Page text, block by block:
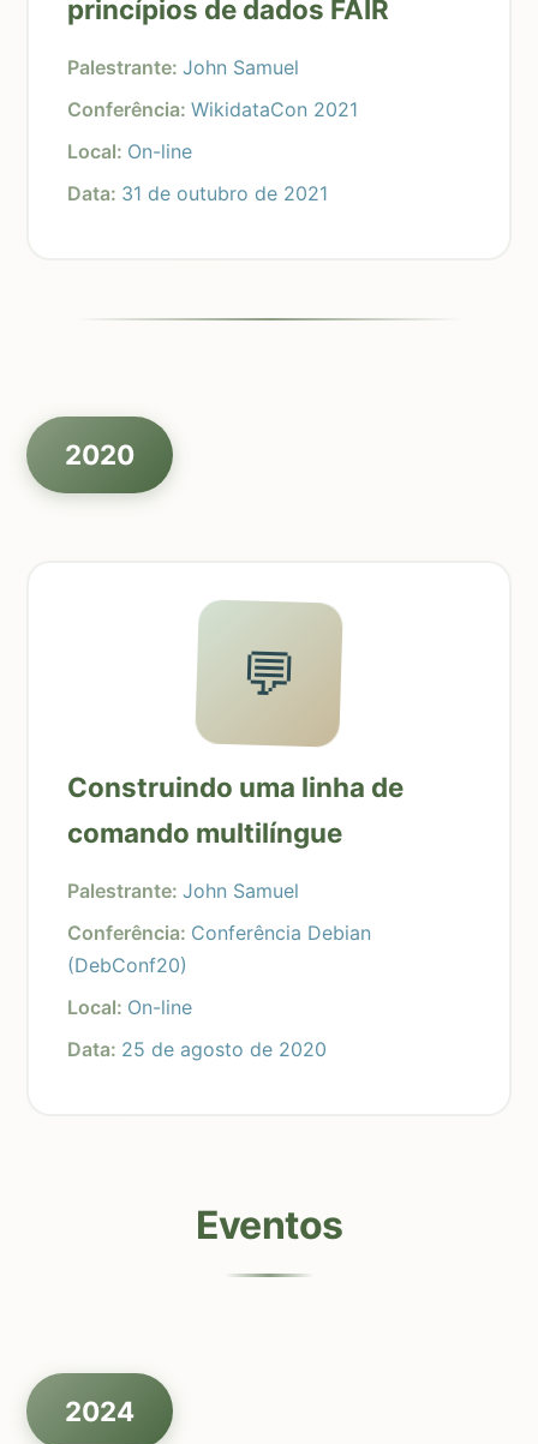
princípios de dados FAIR
Palestrante:John Samuel
Conferência:WikidataCon 2021
Local: On-line
Data: 31 de outubro de 2021
2020
💬
Construindo uma linha de
comando multilíngue
Palestrante:John Samuel
Conferência: Conferência Debian
(DebConf20)
Local: On-line
Data: 25 de agosto de 2020
Eventos
2024